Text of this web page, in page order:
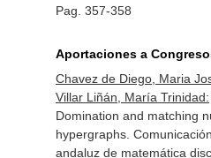
Pag. 357-358
Aportaciones a
Chavez de Diego, Maria
Villar Liñán, María Trinidad:
Domination and matching
hypergraphs.
andaluz de matemática